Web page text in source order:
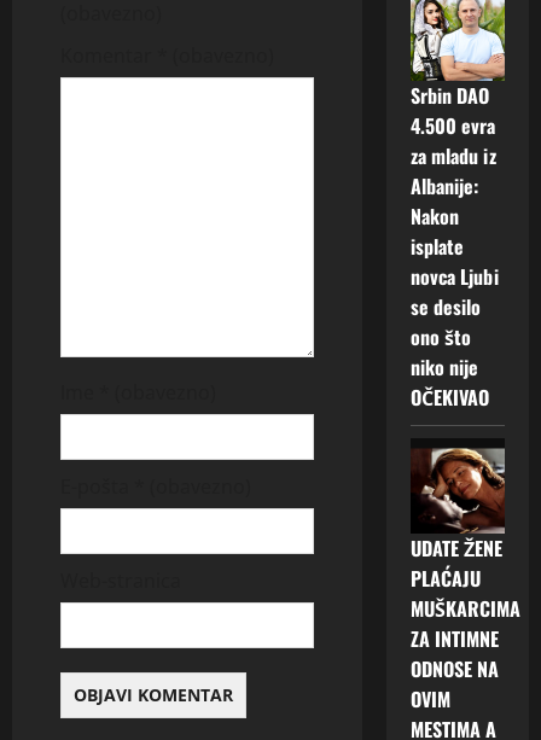
Srbin DAO
4.500 evra
za mladu iz
Albanije:
Nakon
isplate
novca Ljubi
se desilo
ono što
niko nije
OČEKIVAO
UDATE ŽENE
PLAĆAJU
MUŠKARCIMA
ZA INTIMNE
ODNOSE NA
OVIM
MESTIMA A